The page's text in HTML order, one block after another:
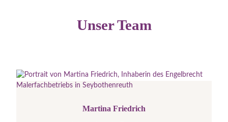
Unser Team
Martina Friedrich